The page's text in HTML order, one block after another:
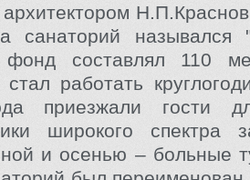
архитектором
санаторий назывался
фонд составлял 110
стал работать
приезжали гости
широкого спектра
и осенью – больные